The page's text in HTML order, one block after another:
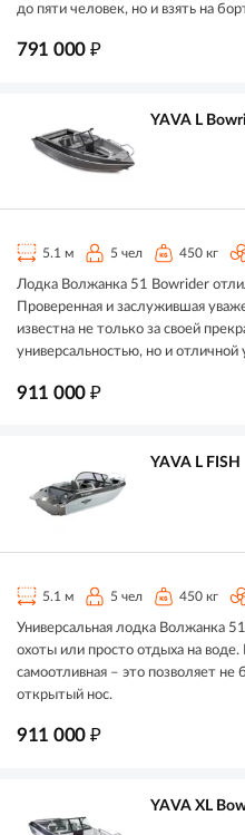
до пяти человек, но и взять на
791 000 ₽
YAVA L
5.1 м 5 чел 450 кг
Лодка Волжанка 51 Bowrider
Проверенная и заслужившая
известна не только за своей
универсальностью, но и
911 000 ₽
YAVA L FISH
5.1 м 5 чел 450 кг
Универсальная лодка Волжанка
охоты или просто отдыха на воде.
самоотливная – это позволяет не
открытый нос.
911 000 ₽
YAVA XL